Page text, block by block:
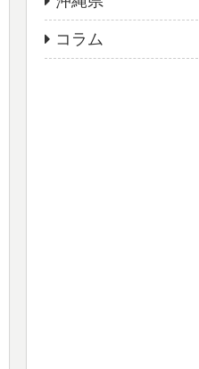
コラム